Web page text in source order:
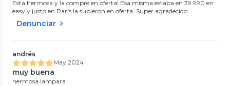
Está hermosa y la compré en oferta! Esa misma estaba en 39.990 en
easy y justo en París la subieron en oferta. Super agradecido
Denunciar
andrés
May 2024
muy buena
hermosa lampara